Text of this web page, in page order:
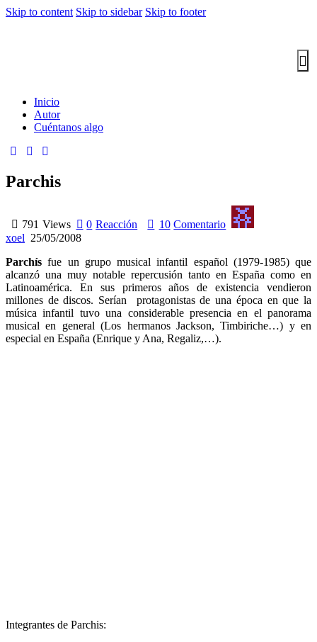
Skip to content Skip to sidebar Skip to footer
Inicio
Autor
Cuéntanos algo
Parchis
791 Views 0 Reacción 10 Comentario
xoel 25/05/2008
Parchís fue un grupo musical infantil español (1979-1985) que
alcanzó una muy notable repercusión tanto en España como en
Latinoamérica. En sus primeros años de existencia vendieron
millones de discos. Serían protagonistas de una época en que la
música infantil tuvo una considerable presencia en el panorama
musical en general (Los hermanos Jackson, Timbiriche…) y en
especial en España (Enrique y Ana, Regaliz,…).
Integrantes de Parchis: